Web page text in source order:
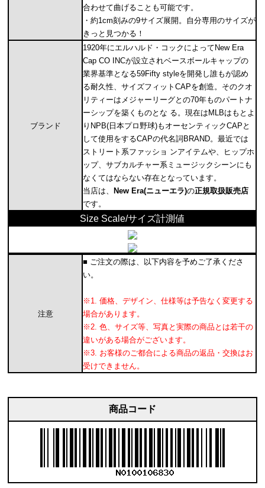
合わせて曲げることも可能です。
・約1cm刻みの9サイズ展開。自分専用のサイズが
きっと見つかる！
ブランド
1920年にエルハルド・コックによってNew Era
Cap CO INCが設立されベースボールキャップの
業界基準となる59Fifty styleを開発し誰もが認め
る耐久性、サイズフィットCAPを創造。そのクオ
リティーはメジャーリーグとの70年ものパートナ
ーシップを築くものとな る。現在はMLBはもとよ
りNPB(日本プロ野球)もオーセンティックCAPと
して使用をするCAPの代名詞BRAND。最近では
ストリート系ファッショ ンアイテムや、ヒップホ
ップ、サブカルチャー系ミュージックシーンにも
なくてはならない存在となっています。
当店は、
New Era(ニューエラ)の正規取扱販売店
です。
Size Scale/サイズ計測値
注意
■ ご注文の際は、以下内容を予めご了承くださ
い。
※1. 価格、デザイン、仕様等は予告なく変更する
場合があります。
※2. 色、サイズ等、写真と実際の商品とは若干の
違いがある場合がございます。
※3. お客様のご都合による商品の返品・交換はお
受けできません。
商品コード